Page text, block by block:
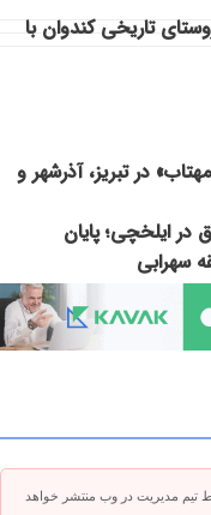
تاریخی کندوان با
در تبریز، آذرشهر و
در ایلخچی؛ پایان
سهرابی
تیم مدیریت در وب منتشر خواهد